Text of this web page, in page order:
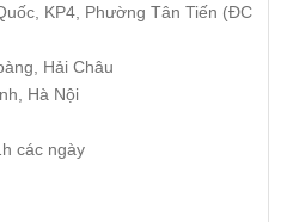
KP4, Phường Tân Tiến (ĐC
Hải Châu
Hà Nội
các ngày